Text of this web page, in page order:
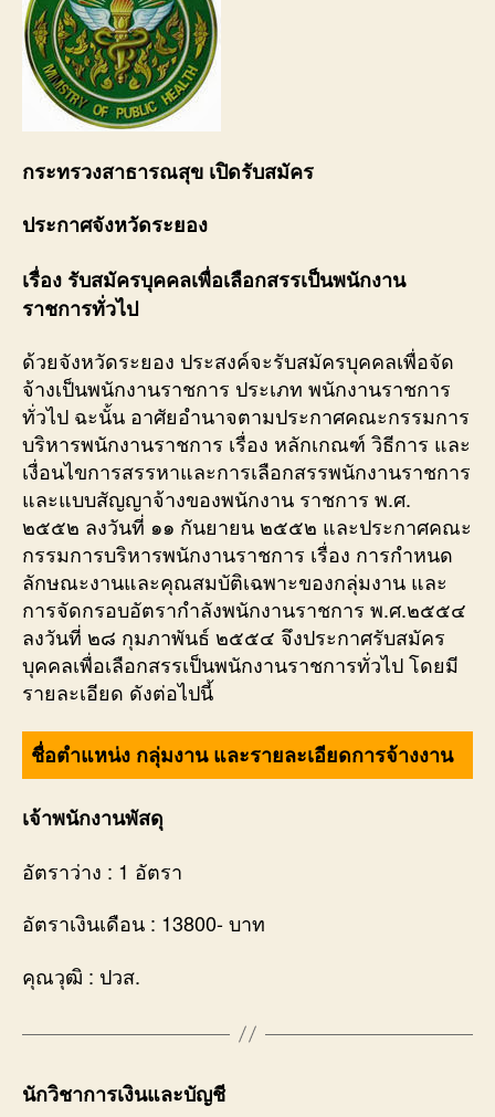
กระทรวงสาธารณสุข เปิดรับสมัคร
ประกาศจังหวัดระยอง
เรื่อง รับสมัครบุคคลเพื่อเลือกสรรเป็นพนักงาน
ราชการทั่วไป
ด้วยจังหวัดระยอง ประสงค์จะรับสมัครบุคคลเพื่อจัด
จ้างเป็นพนักงานราชการ ประเภท พนักงานราชการ
ทั่วไป ฉะนั้น อาศัยอำนาจตามประกาศคณะกรรมการ
บริหารพนักงานราชการ เรื่อง หลักเกณฑ์ วิธีการ และ
เงื่อนไขการสรรหาและการเลือกสรรพนักงานราชการ
และแบบสัญญาจ้างของพนักงาน ราชการ พ.ศ.
๒๕๕๒ ลงวันที่ ๑๑ กันยายน ๒๕๕๒ และประกาศคณะ
กรรมการบริหารพนักงานราชการ เรื่อง การกำหนด
ลักษณะงานและคุณสมบัติเฉพาะของกลุ่มงาน และ
การจัดกรอบอัตรากำลังพนักงานราชการ พ.ศ.๒๕๕๔
ลงวันที่ ๒๘ กุมภาพันธ์ ๒๕๕๔ จึงประกาศรับสมัคร
บุคคลเพื่อเลือกสรรเป็นพนักงานราชการทั่วไป โดยมี
รายละเอียด ดังต่อไปนี้
ชื่อตำแหน่ง กลุ่มงาน และรายละเอียดการจ้างงาน
เจ้าพนักงานพัสดุ
อัตราว่าง : 1 อัตรา
อัตราเงินเดือน : 13800- บาท
คุณวุฒิ : ปวส.
นักวิชาการเงินและบัญชี